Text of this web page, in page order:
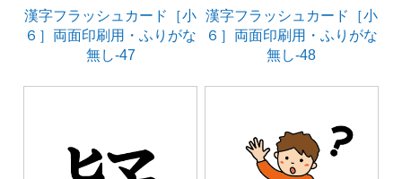
漢字フラッシュカード［小
６］両面印刷用・ふりがな
無し-47
漢字フラッシュカード［小
６］両面印刷用・ふりがな
無し-48